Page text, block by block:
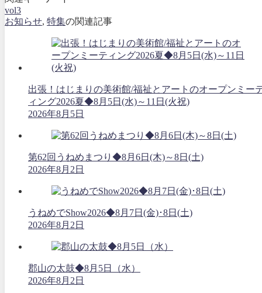
vol3
お知らせ, 特集の関連記事
出張！はじまりの美術館/福祉とアートのオープンミー
ィング2026夏◆8月5日(水)～11日(火祝)
2026年8月5日
第62回うねめまつり◆8月6日(木)～8日(土)
2026年8月2日
うねめでShow2026◆8月7日(金)･8日(土)
2026年8月2日
郡山の太鼓◆8月5日（水）
2026年8月2日